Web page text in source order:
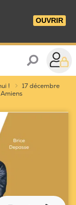
OUVRIR
!
17 décembre